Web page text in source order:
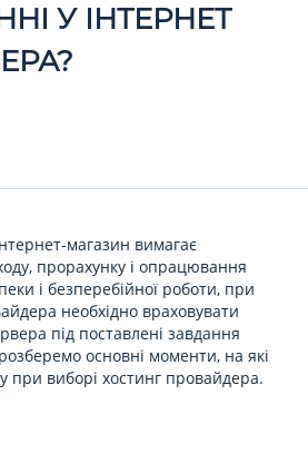
У ІНТЕРНЕТ
магазин вимагає
прорахунку і опрацювання
і безперебійної роботи, при
необхідно враховувати
під поставлені завдання
основні моменти, на які
при виборі хостинг провайдера.